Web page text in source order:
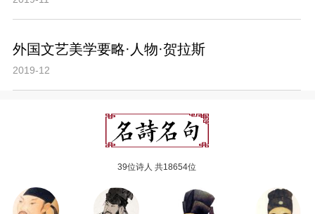
外国文艺美学要略·人物·贺拉斯
2019-12
39位诗人 共18654位